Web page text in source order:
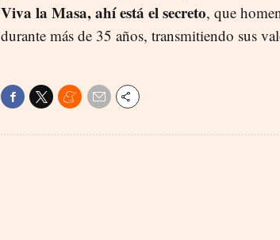
Viva la Masa, ahí está el secreto, que
durante más de 35 años, transmitiendo sus